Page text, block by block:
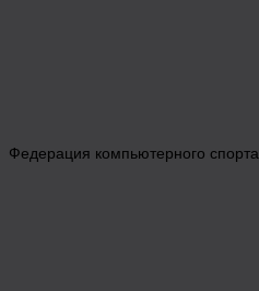
Федерация компьютерного спорта